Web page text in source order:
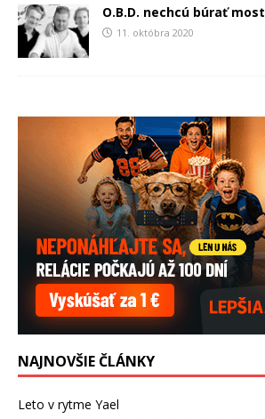
O.B.D. nechcú búrať most
11. októbra 2020
NAJNOVŠIE ČLÁNKY
Leto v rytme Yael